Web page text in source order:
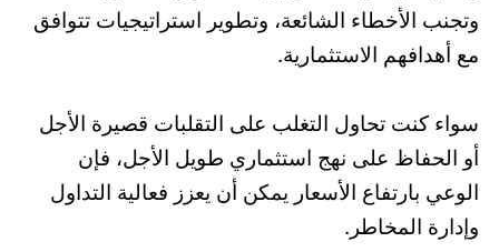
وتجنب الأخطاء الشائعة، وتطوير استراتيجيات تتوافق
مع أهدافهم الاستثمارية.
سواء كنت تحاول التغلب على التقلبات قصيرة الأجل
أو الحفاظ على نهج استثماري طويل الأجل، فإن
الوعي بارتفاع الأسعار يمكن أن يعزز فعالية التداول
وإدارة المخاطر.